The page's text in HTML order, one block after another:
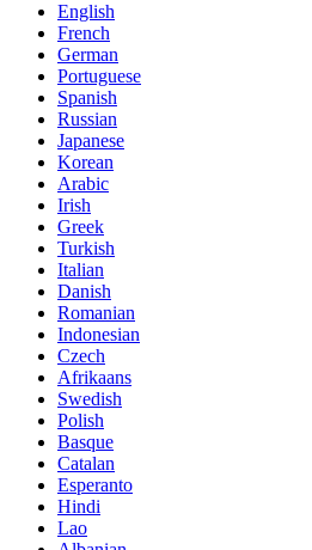
English
French
German
Portuguese
Spanish
Russian
Japanese
Korean
Arabic
Irish
Greek
Turkish
Italian
Danish
Romanian
Indonesian
Czech
Afrikaans
Swedish
Polish
Basque
Catalan
Esperanto
Hindi
Lao